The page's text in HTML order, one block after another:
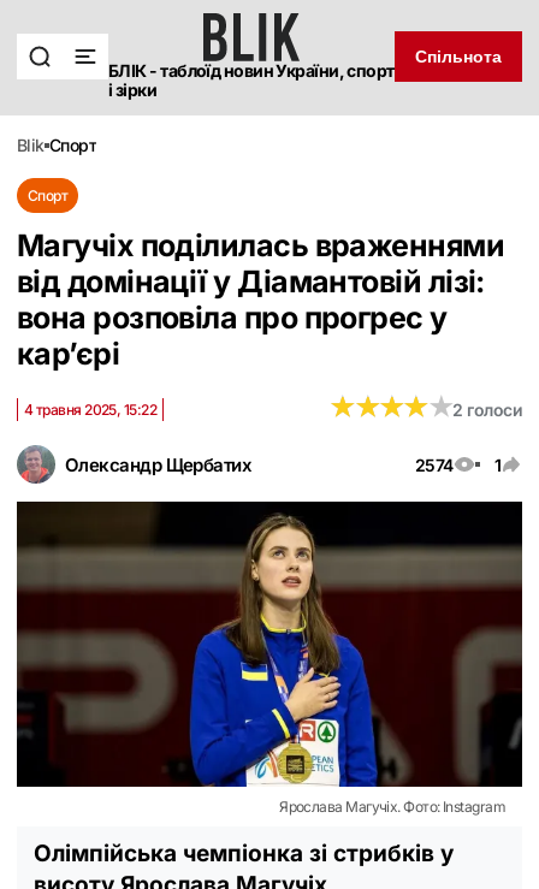
БЛІК - таблоїд новин України, спорт
і зірки
Спільнота
blik спорт
Спорт
Магучіх поділилась враженнями
від домінації у Діамантовій лізі:
вона розповіла про прогрес у
кар’єрі
Олександр Щербатих 2574 1
4 травня 2025, 15:22 ★★★★★
★★★★★2 голоси
Ярослава Магучіх. Фото: Instagram
Олімпійська чемпіонка зі стрибків у